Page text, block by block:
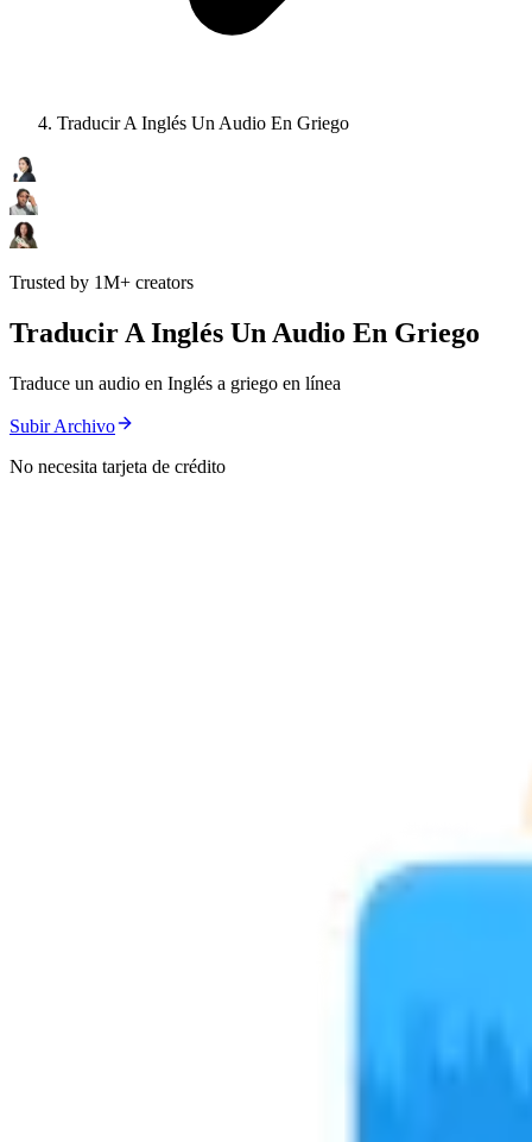
Traducir A Inglés Un Audio En Griego
Trusted by 1M+ creators
Traducir A Inglés Un Audio En Griego
Traduce un audio en Inglés a griego en línea
Subir Archivo
No necesita tarjeta de crédito